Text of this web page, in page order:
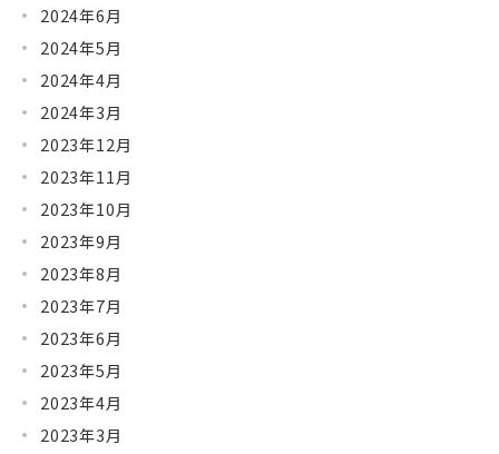
2024年6月
2024年5月
2024年4月
2024年3月
2023年12月
2023年11月
2023年10月
2023年9月
2023年8月
2023年7月
2023年6月
2023年5月
2023年4月
2023年3月